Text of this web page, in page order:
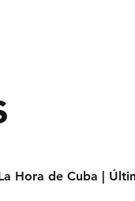
Hora de Cuba |